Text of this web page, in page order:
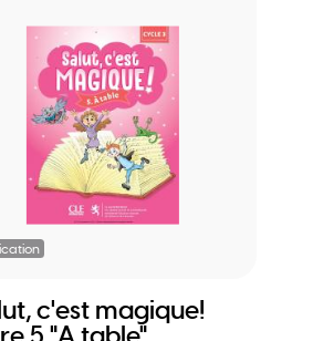
c'est magique!